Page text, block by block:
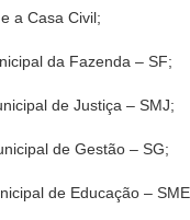
a Casa Civil;
da Fazenda – SF;
de Justiça – SMJ;
de Gestão – SG;
de Educação –